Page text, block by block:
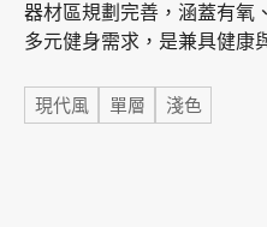
器材區規劃完善，涵蓋有氧
多元健身需求，是兼具健康
標籤
現代風 單層 淺色